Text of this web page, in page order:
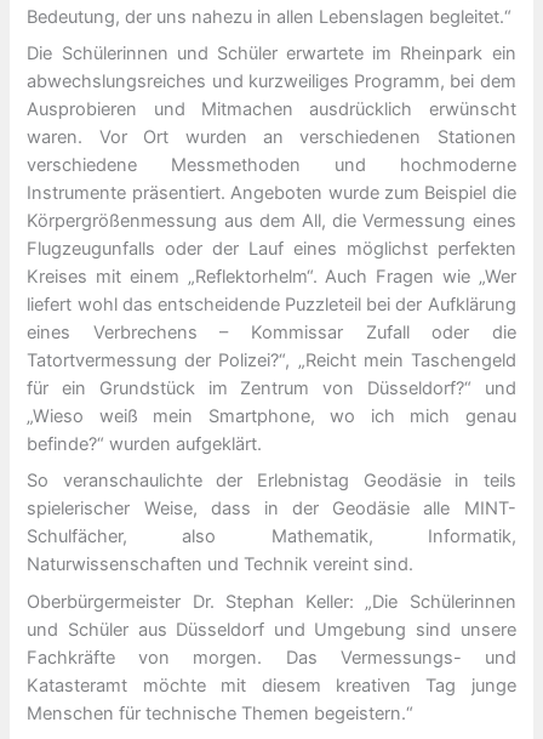
Bedeutung, der uns nahezu in allen Lebenslagen begleitet.“
Die Schülerinnen und Schüler erwartete im Rheinpark ein
abwechslungsreiches und kurzweiliges Programm, bei dem
Ausprobieren und Mitmachen ausdrücklich erwünscht
waren. Vor Ort wurden an verschiedenen Stationen
verschiedene Messmethoden und hochmoderne
Instrumente präsentiert. Angeboten wurde zum Beispiel die
Körpergrößenmessung aus dem All, die Vermessung eines
Flugzeugunfalls oder der Lauf eines möglichst perfekten
Kreises mit einem „Reflektorhelm“. Auch Fragen wie „Wer
liefert wohl das entscheidende Puzzleteil bei der Aufklärung
eines Verbrechens – Kommissar Zufall oder die
Tatortvermessung der Polizei?“, „Reicht mein Taschengeld
für ein Grundstück im Zentrum von Düsseldorf?“ und
„Wieso weiß mein Smartphone, wo ich mich genau
befinde?“ wurden aufgeklärt.
So veranschaulichte der Erlebnistag Geodäsie in teils
spielerischer Weise, dass in der Geodäsie alle MINT-
Schulfächer, also Mathematik, Informatik,
Naturwissenschaften und Technik vereint sind.
Oberbürgermeister Dr. Stephan Keller: „Die Schülerinnen
und Schüler aus Düsseldorf und Umgebung sind unsere
Fachkräfte von morgen. Das Vermessungs- und
Katasteramt möchte mit diesem kreativen Tag junge
Menschen für technische Themen begeistern.“